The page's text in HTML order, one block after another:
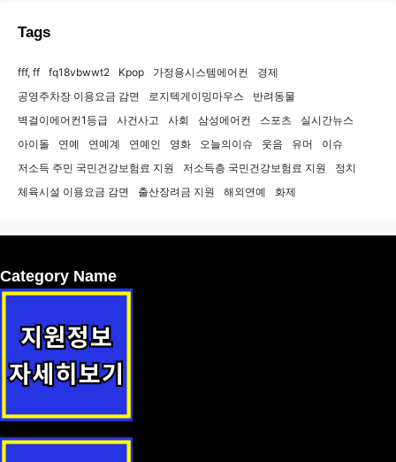
Tags
fff, ff fq18vbwwt2 Kpop 가정용시스템에어컨
경제
공영주차장 이용요금 감면
로지텍게이밍마우스
반려동물
벽걸이에어컨1등급
사건사고 사회 삼성에어컨 스포츠
실시간뉴스
아이돌
연예 연예계 연예인 영화 오늘의이슈 웃음 유머
이슈
저소득 주민 국민건강보험료 지원
저소득층 국민건강보험료 지원
정치
체육시설 이용요금 감면
출산장려금 지원 해외연예 화제
Category Name